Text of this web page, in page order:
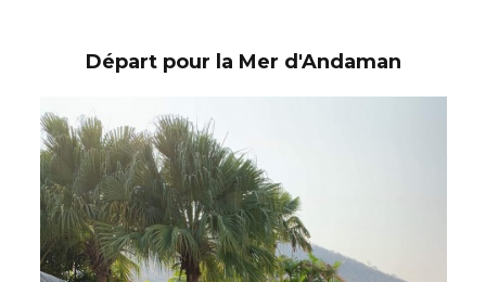
Départ pour la Mer d'Andaman